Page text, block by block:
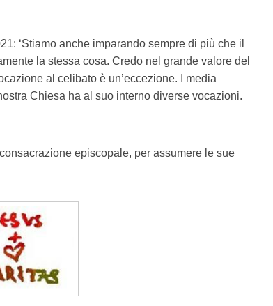
‘Stiamo anche imparando sempre di più che il
la stessa cosa. Credo nel grande valore del
al celibato è un’eccezione. I media
Chiesa ha al suo interno diverse vocazioni.
episcopale, per assumere le sue